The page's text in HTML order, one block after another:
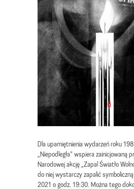
Dla upamiętnienia wydarzeń roku
„Niepodległa” wspiera zainicjowaną
Narodowej akcję „Zapal Światło
do niej wystarczy zapalić
2021 o godz. 19:30. Można tego